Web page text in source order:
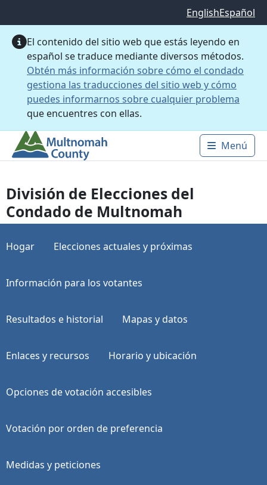
EnglishEspañol
El contenido del sitio web que estás leyendo en
español se traduce mediante diversos métodos.
Obtén más información sobre cómo el condado
gestiona las traducciones del sitio web y cómo
puedes informarnos sobre cualquier problema
que encuentres con ellas.
Main
Menú
División de Elecciones del
Condado de Multnomah
Hogar Elecciones actuales y próximas
Información para los votantes
Resultados e historial Mapas y datos
Enlaces y recursos Horario y ubicación
Opciones de votación accesibles
Votación por orden de preferencia
Medidas y peticiones